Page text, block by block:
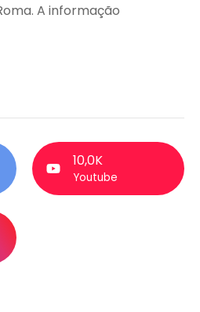
A informação
10,0K
Youtube